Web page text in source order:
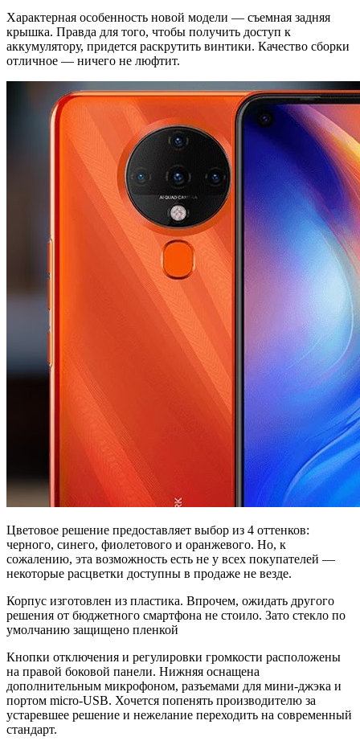
Характерная особенность новой модели — съемная задняя
крышка. Правда для того, чтобы получить доступ к
аккумулятору, придется раскрутить винтики. Качество сборки
отличное — ничего не люфтит.
Цветовое решение предоставляет выбор из 4 оттенков:
черного, синего, фиолетового и оранжевого. Но, к
сожалению, эта возможность есть не у всех покупателей —
некоторые расцветки доступны в продаже не везде.
Корпус изготовлен из пластика. Впрочем, ожидать другого
решения от бюджетного смартфона не стоило. Зато стекло по
умолчанию защищено пленкой
Кнопки отключения и регулировки громкости расположены
на правой боковой панели. Нижняя оснащена
дополнительным микрофоном, разъемами для мини-джэка и
портом micro-USB. Хочется попенять производителю за
устаревшее решение и нежелание переходить на современный
стандарт.